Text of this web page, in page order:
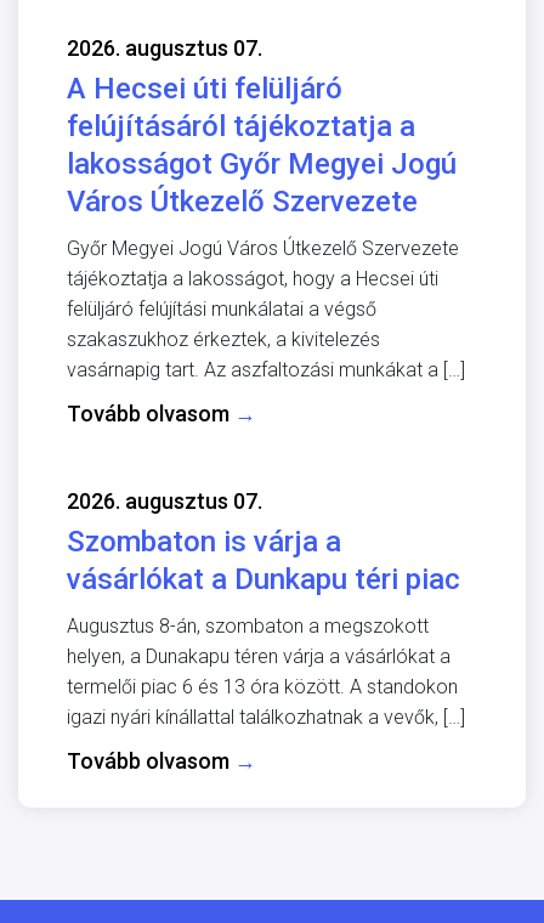
2026. augusztus 07.
A Hecsei úti felüljáró
felújításáról tájékoztatja a
lakosságot Győr Megyei Jogú
Város Útkezelő Szervezete
Győr Megyei Jogú Város Útkezelő Szervezete
tájékoztatja a lakosságot, hogy a Hecsei úti
felüljáró felújítási munkálatai a végső
szakaszukhoz érkeztek, a kivitelezés
vasárnapig tart. Az aszfaltozási munkákat a […]
Tovább olvasom →
2026. augusztus 07.
Szombaton is várja a
vásárlókat a Dunkapu téri piac
Augusztus 8-án, szombaton a megszokott
helyen, a Dunakapu téren várja a vásárlókat a
termelői piac 6 és 13 óra között. A standokon
igazi nyári kínállattal találkozhatnak a vevők, […]
Tovább olvasom →